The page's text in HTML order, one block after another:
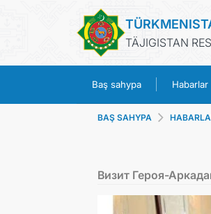
TÄJIGISTAN
Baş sahypa Habarlar
BAŞ SAHYPA
Визит Героя-